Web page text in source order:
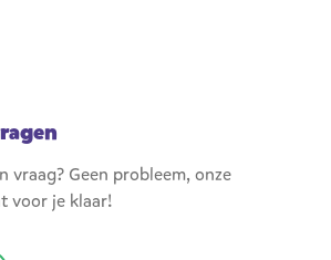
vraag? Geen probleem, onze
voor je klaar!